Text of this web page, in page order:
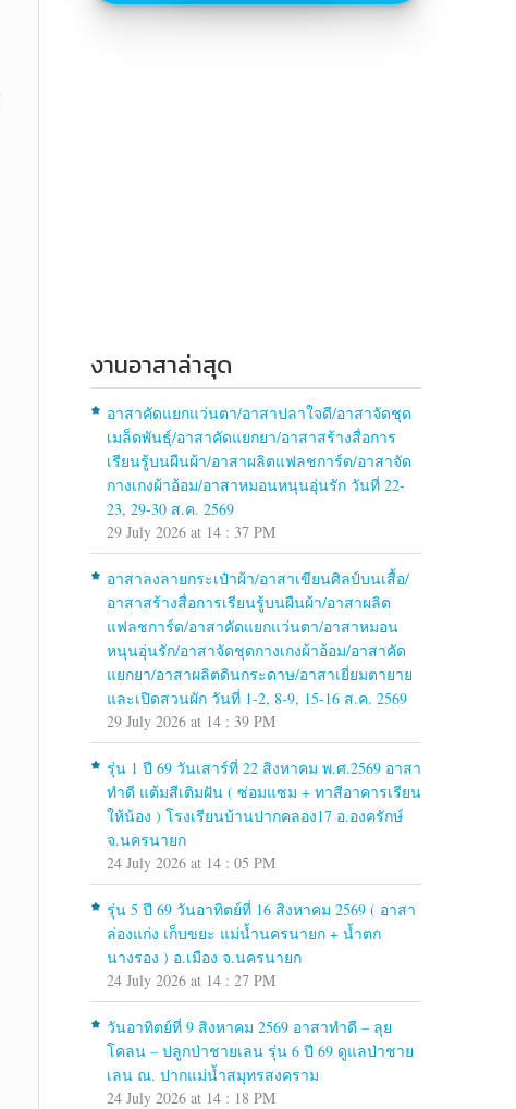
งานอาสาล่าสุด
อาสาคัดแยกแว่นตา/อาสาปลาใจดี/อาสาจัดชุด
เมล็ดพันธุ์/อาสาคัดแยกยา/อาสาสร้างสื่อการ
เรียนรู้บนผืนผ้า/อาสาผลิตแฟลชการ์ด/อาสาจัด
กางเกงผ้าอ้อม/อาสาหมอนหนุนอุ่นรัก วันที่ 22-
23, 29-30 ส.ค. 2569
29 July 2026 at 14 : 37 PM
อาสาลงลายกระเป๋าผ้า/อาสาเขียนศิลป์บนเสื้อ/
อาสาสร้างสื่อการเรียนรู้บนผืนผ้า/อาสาผลิต
แฟลชการ์ด/อาสาคัดแยกแว่นตา/อาสาหมอน
หนุนอุ่นรัก/อาสาจัดชุดกางเกงผ้าอ้อม/อาสาคัด
แยกยา/อาสาผลิตดินกระดาษ/อาสาเยี่ยมตายาย
และเปิดสวนผัก วันที่ 1-2, 8-9, 15-16 ส.ค. 2569
29 July 2026 at 14 : 39 PM
รุ่น 1 ปี 69 วันเสาร์ที่ 22 สิงหาคม พ.ศ.2569 อาสา
ทำดี แต้มสีเติมฝัน ( ซ่อมแซม + ทาสีอาคารเรียน
ให้น้อง ) โรงเรียนบ้านปากคลอง17 อ.องครักษ์
จ.นครนายก
24 July 2026 at 14 : 05 PM
รุ่น 5 ปี 69 วันอาทิตย์ที่ 16 สิงหาคม 2569 ( อาสา
ล่องแก่ง เก็บขยะ แม่น้ำนครนายก + น้ำตก
นางรอง ) อ.เมือง จ.นครนายก
24 July 2026 at 14 : 27 PM
วันอาทิตย์ที่ 9 สิงหาคม 2569 อาสาทำดี – ลุย
โคลน – ปลูกป่าชายเลน รุ่น 6 ปี 69 ดูแลป่าชาย
เลน ณ. ปากแม่น้ำสมุทรสงคราม
24 July 2026 at 14 : 18 PM